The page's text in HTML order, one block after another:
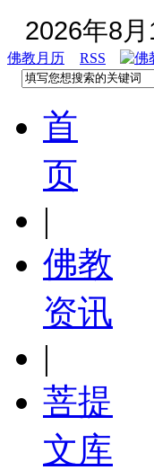
2026年8
佛教月历 RSS
首
页
|
佛教
资讯
|
菩提
文库